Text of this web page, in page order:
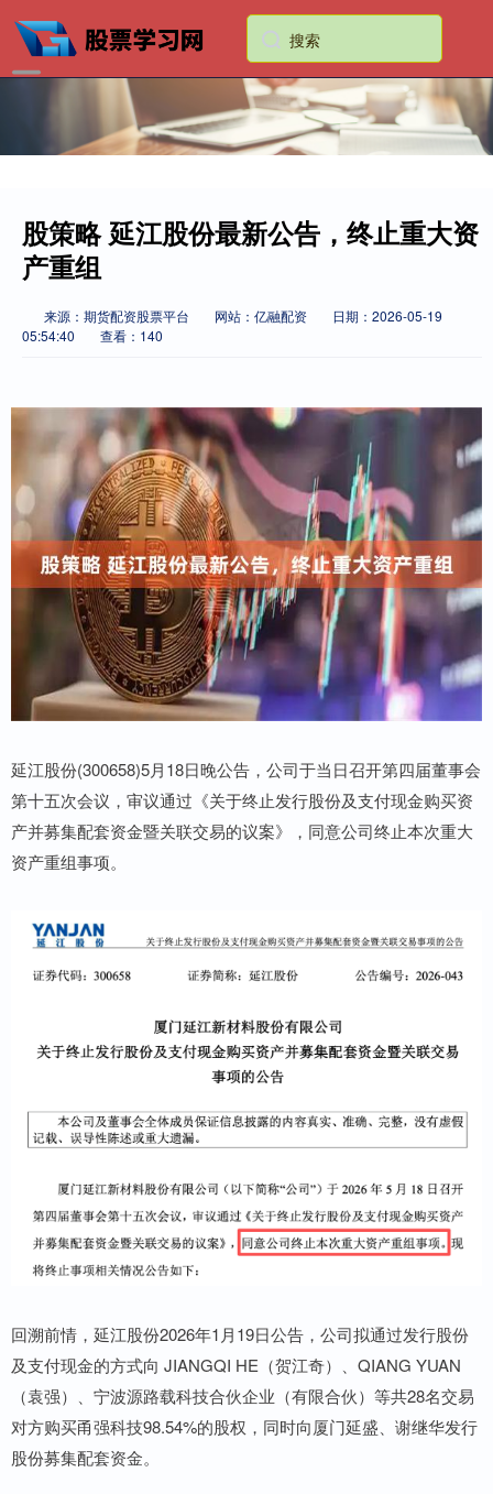
股策略 延江股份最新公告，终止重大资
产重组
来源：期货配资股票平台 网站：亿融配资
日期：2026-05-19
05:54:40
查看：140
延江股份(300658)5月18日晚公告，公司于当日召开第四届董事会
第十五次会议，审议通过《关于终止发行股份及支付现金购买资
产并募集配套资金暨关联交易的议案》，同意公司终止本次重大
资产重组事项。
回溯前情，延江股份2026年1月19日公告，公司拟通过发行股份
及支付现金的方式向 JIANGQI HE（贺江奇）、QIANG YUAN
（袁强）、宁波源路载科技合伙企业（有限合伙）等共28名交易
对方购买甬强科技98.54%的股权，同时向厦门延盛、谢继华发行
股份募集配套资金。